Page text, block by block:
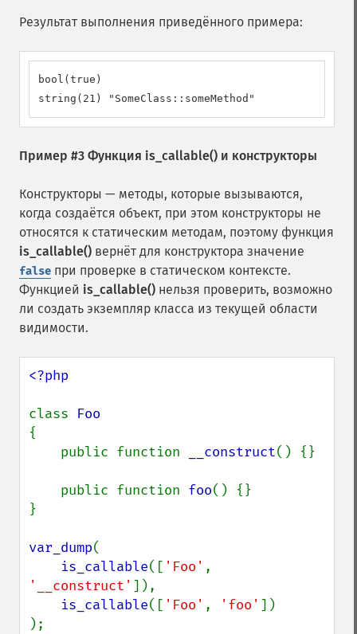
Результат выполнения приведённого примера:
bool(true)
string(21) "SomeClass::someMethod"
Пример #3 Функция is_callable() и конструкторы
Конструкторы — методы, которые вызываются,
когда создаётся объект, при этом конструкторы не
относятся к статическим методам, поэтому функция
is_callable() вернёт для конструктора значение
false при проверке в статическом контексте.
Функцией is_callable() нельзя проверить, возможно
ли создать экземпляр класса из текущей области
видимости.
<?php
class
{
    public function
__construct() {}
    public function
foo() {}
}
var_dump(
is_callable([ 'Foo'
'__construct' ]),
is_callable([ 'Foo' , 'foo' ])
);